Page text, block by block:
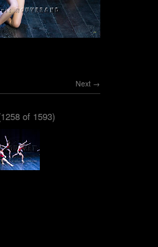
Next
of 1593)